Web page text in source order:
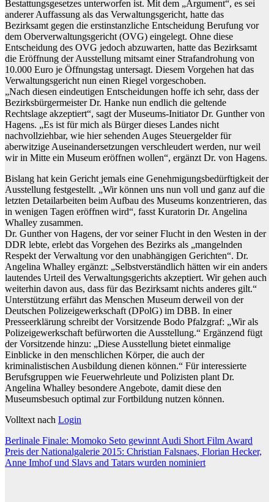
Bestattungsgesetzes unterworfen ist. Mit dem „Argument“, es sei
anderer Auffassung als das Verwaltungsgericht, hatte das
Bezirksamt gegen die erstinstanzliche Entscheidung Berufung vor
dem Oberverwaltungsgericht (OVG) eingelegt. Ohne diese
Entscheidung des OVG jedoch abzuwarten, hatte das Bezirksamt
die Eröffnung der Ausstellung mitsamt einer Strafandrohung von
10.000 Euro je Öffnungstag untersagt. Diesem Vorgehen hat das
Verwaltungsgericht nun einen Riegel vorgeschoben.
„Nach diesen eindeutigen Entscheidungen hoffe ich sehr, dass der
Bezirksbürgermeister Dr. Hanke nun endlich die geltende
Rechtslage akzeptiert“, sagt der Museums-Initiator Dr. Gunther von
Hagens. „Es ist für mich als Bürger dieses Landes nicht
nachvollziehbar, wie hier sehenden Auges Steuergelder für
aberwitzige Auseinandersetzungen verschleudert werden, nur weil
wir in Mitte ein Museum eröffnen wollen“, ergänzt Dr. von Hagens.
Bislang hat kein Gericht jemals eine Genehmigungsbedürftigkeit der
Ausstellung festgestellt. „Wir können uns nun voll und ganz auf die
letzten Detailarbeiten beim Aufbau des Museums konzentrieren, das
in wenigen Tagen eröffnen wird“, fasst Kuratorin Dr. Angelina
Whalley zusammen.
Dr. Gunther von Hagens, der vor seiner Flucht in den Westen in der
DDR lebte, erlebt das Vorgehen des Bezirks als „mangelnden
Respekt der Verwaltung vor den unabhängigen Gerichten“. Dr.
Angelina Whalley ergänzt: „Selbstverständlich hätten wir ein anders
lautendes Urteil des Verwaltungsgerichts akzeptiert. Wir gehen auch
weiterhin davon aus, dass für das Bezirksamt nichts anderes gilt.“
Unterstützung erfährt das Menschen Museum derweil von der
Deutschen Polizeigewerkschaft (DPolG) im DBB. In einer
Presseerklärung schreibt der Vorsitzende Bodo Pfalzgraf: „Wir als
Polizeigewerkschaft befürworten die Ausstellung.“ Ergänzend fügt
der Vorsitzende hinzu: „Diese Ausstellung bietet einmalige
Einblicke in den menschlichen Körper, die auch der
kriminalistischen Ausbildung dienen können.“ Für interessierte
Berufsgruppen wie Feuerwehrleute und Polizisten plant Dr.
Angelina Whalley besondere Angebote, damit diese den
Museumsbesuch optimal zur Fortbildung nutzen können.
Volltext nach Login
Beitragsnavigation
Berlinale Finale: Momoko Seto gewinnt Audi Short Film Award
Preis der Nationalgalerie 2015: Christian Falsnaes, Florian Hecker,
Anne Imhof und Slavs and Tatars wurden nominiert